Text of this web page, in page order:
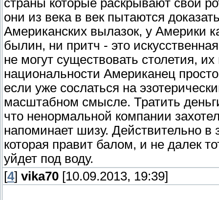
страны которые раскрывают свой
они из века в век пытаются
Американских вылазок, у Америки
былин, ни притч - это
не могут существовать столетия,
национальности Американец
если уже сослаться на
масштабном смысле. Тратить
что ненормальной компании
напоминает шизу. Действительно
которая правит балом, и не далек
уйдет под воду.
[4] vika70 [10.09.2013, 19:39]